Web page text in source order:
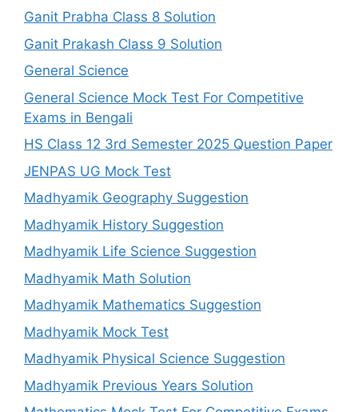
Ganit Prabha Class 8 Solution
Ganit Prakash Class 9 Solution
General Science
General Science Mock Test For Competitive
Exams in Bengali
HS Class 12 3rd Semester 2025 Question Paper
JENPAS UG Mock Test
Madhyamik Geography Suggestion
Madhyamik History Suggestion
Madhyamik Life Science Suggestion
Madhyamik Math Solution
Madhyamik Mathematics Suggestion
Madhyamik Mock Test
Madhyamik Physical Science Suggestion
Madhyamik Previous Years Solution